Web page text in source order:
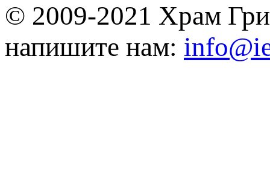
© 2009-2021 Храм
напишите нам: